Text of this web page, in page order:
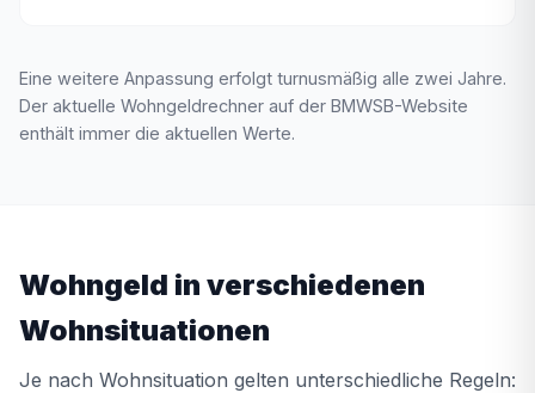
Eine weitere Anpassung erfolgt turnusmäßig alle zwei Jahre.
Der aktuelle Wohngeldrechner auf der BMWSB-Website
enthält immer die aktuellen Werte.
Wohngeld in verschiedenen
Wohnsituationen
Je nach Wohnsituation gelten unterschiedliche Regeln: